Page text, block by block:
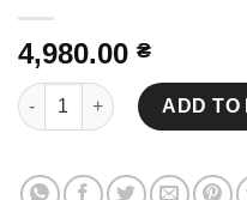
4,980.00 ₴
BANQUET "RINO 700" ZL/
ADD TO